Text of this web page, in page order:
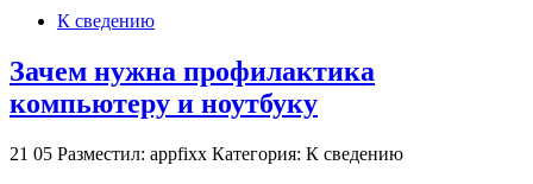
К сведению
Зачем нужна профилактика
компьютеру и ноутбуку
21 05 Разместил: appfixx Категория: К сведению